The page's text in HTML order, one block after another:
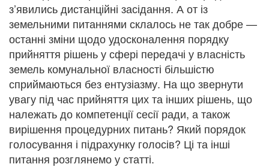
з’явились дистанційні засідання. А от із
земельними питаннями склалось не так добре —
останні зміни щодо удосконалення порядку
прийняття рішень у сфері передачі у власність
земель комунальної власності більшістю
сприймаються без ентузіазму. На що звернути
увагу під час прийняття цих та інших рішень, що
належать до компетенції сесії ради, а також
вирішення процедурних питань? Який порядок
голосування і підрахунку голосів? Ці та інші
питання розглянемо у статті.